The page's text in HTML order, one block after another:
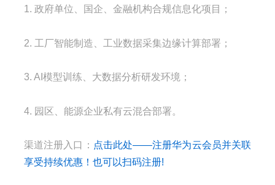
1. 政府单位、国企、金融机构合规信息化项目；
2. 工厂智能制造、工业数据采集边缘计算部署；
3. AI模型训练、大数据分析研发环境；
4. 园区、能源企业私有云混合部署。
渠道注册入口： 点击此处——注册华为云会员并关联
享受持续优惠！也可以扫码注册!